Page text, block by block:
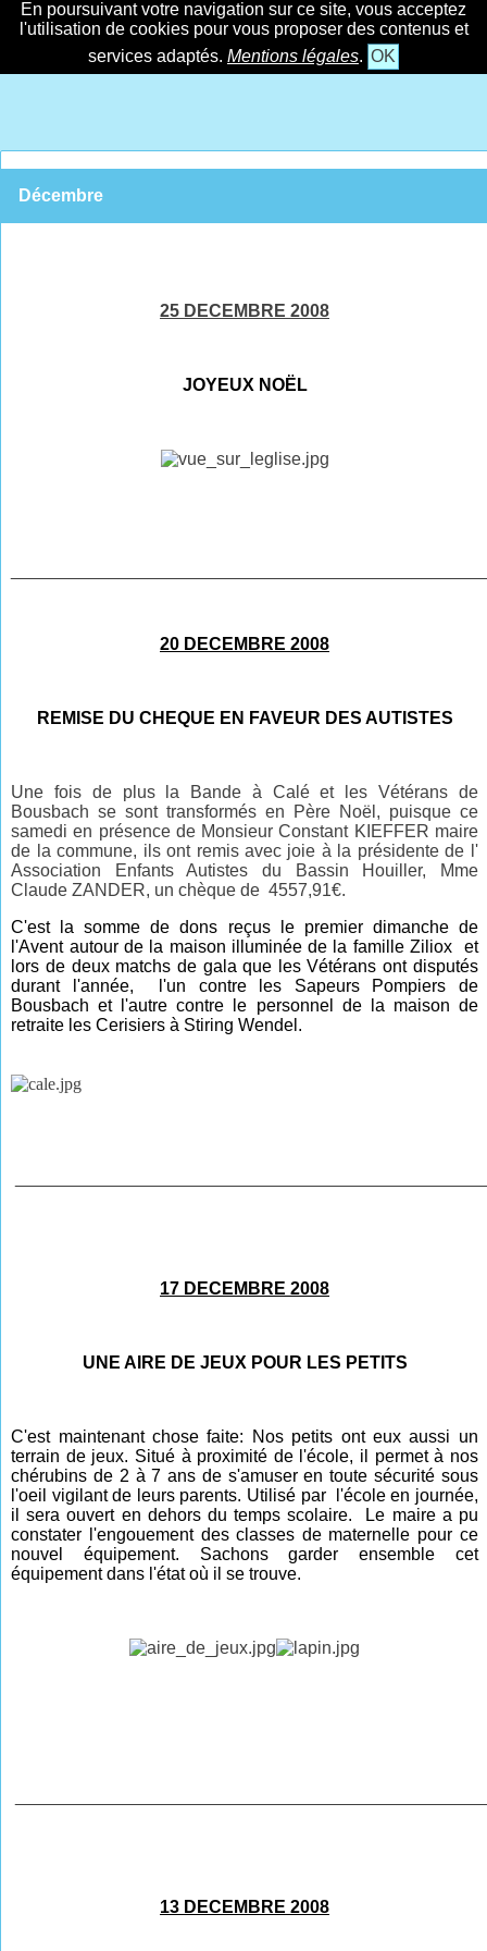
En poursuivant votre navigation sur ce site, vous acceptez
l'utilisation de cookies pour vous proposer des contenus et
services adaptés. Mentions légales. OK
Décembre
25 DECEMBRE 2008
JOYEUX NOËL
20 DECEMBRE 2008
REMISE DU CHEQUE EN FAVEUR DES AUTISTES
Une fois de plus la Bande à Calé et les Vétérans de
Bousbach se sont transformés en Père Noël, puisque ce
samedi en présence de Monsieur Constant KIEFFER maire
de la commune, ils ont remis avec joie à la présidente de l'
Association Enfants Autistes du Bassin Houiller, Mme
Claude ZANDER, un chèque de 4557,91€.
C'est la somme de dons reçus le premier dimanche de
l'Avent autour de la maison illuminée de la famille Ziliox et
lors de deux matchs de gala que les Vétérans ont disputés
durant l'année, l'un contre les Sapeurs Pompiers de
Bousbach et l'autre contre le personnel de la maison de
retraite les Cerisiers à Stiring Wendel.
17 DECEMBRE 2008
UNE AIRE DE JEUX POUR LES PETITS
C'est maintenant chose faite: Nos petits ont eux aussi un
terrain de jeux. Situé à proximité de l'école, il permet à nos
chérubins de 2 à 7 ans de s'amuser en toute sécurité sous
l'oeil vigilant de leurs parents. Utilisé par l'école en journée,
il sera ouvert en dehors du temps scolaire. Le maire a pu
constater l'engouement des classes de maternelle pour ce
nouvel équipement. Sachons garder ensemble cet
équipement dans l'état où il se trouve.
13 DECEMBRE 2008